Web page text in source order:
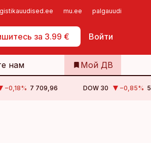
mu.ee palgauudised.ee
за 3.99 € Войти
Самообслуживание
нам Мой ДВ
−0,18% 7 709,96 DOW 30 −0,85%